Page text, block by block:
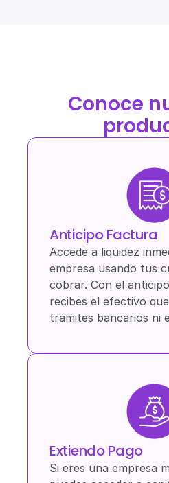
Conoce
Anticipo Factura
Accede a liquidez
empresa usando tus
cobrar. Con el
recibes el efectivo
trámites bancarios ni
Extiendo Pago
Si eres una empresa